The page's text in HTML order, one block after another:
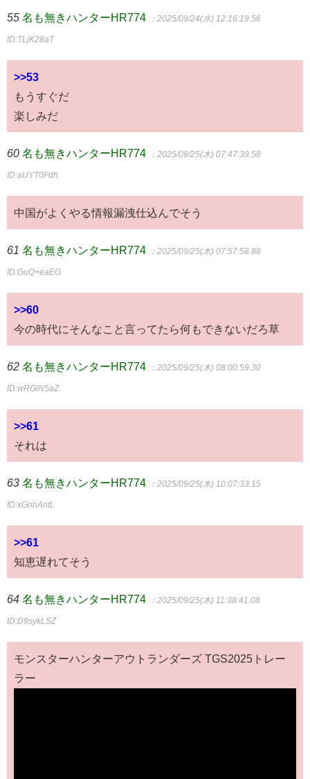
55 名も無きハンターHR774 ：2025/09/24(水) 12:16:19.56
ID:TLjK28aT
>>53
もうすぐだ
楽しみだ
60 名も無きハンターHR774 ：2025/09/25(木) 07:47:39.58
ID:aUYT0Fdh
中国がよくやる情報漏洩仕込んでそう
61 名も無きハンターHR774 ：2025/09/25(木) 07:57:58.88
ID:GuQ+eaEG
>>60
今の時代にそんなこと言ってたら何もできないだろ草
62 名も無きハンターHR774 ：2025/09/25(木) 08:00:59.30
ID:wRGlN5aZ
>>61
それは
63 名も無きハンターHR774 ：2025/09/25(木) 10:07:33.15
ID:xGnhAntL
>>61
知恵遅れてそう
64 名も無きハンターHR774 ：2025/09/25(木) 11:38:41.08
ID:D9sykLSZ
モンスターハンターアウトランダーズ TGS2025トレー
ラー